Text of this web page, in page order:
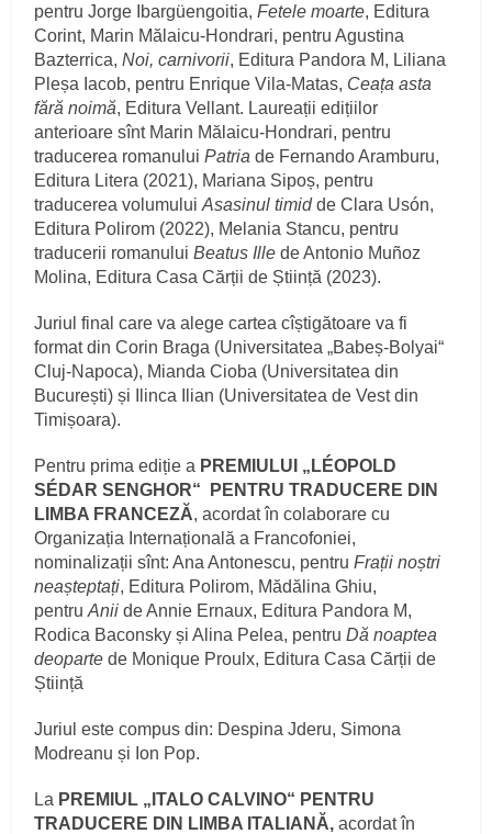
pentru Jorge Ibargüengoitia,Fetele moarte, Editura
Corint, Marin Mălaicu-Hondrari, pentru Agustina
Bazterrica,Noi, carnivorii, Editura Pandora M, Liliana
Pleșa Iacob, pentru Enrique Vila-Matas, Ceața asta
fără noimă, Editura Vellant. Laureații edițiilor
anterioare sînt Marin Mălaicu-Hondrari, pentru
traducerea romanuluiPatria de Fernando Aramburu,
Editura Litera (2021), Mariana Sipoș, pentru
traducerea volumuluiAsasinul timidde Clara Usón,
Editura Polirom (2022), Melania Stancu, pentru
traducerii romanuluiBeatus Ille de Antonio Muñoz
Molina, Editura Casa Cărții de Știință (2023).
Juriul final care va alege cartea cîștigătoare va fi
format din Corin Braga (Universitatea „Babeș-Bolyai“
Cluj-Napoca), Mianda Cioba (Universitatea din
București) și Ilinca Ilian (Universitatea de Vest din
Timișoara).
Pentru prima ediție a PREMIULUI „LÉOPOLD
SÉDAR SENGHOR“ PENTRU TRADUCERE DIN
LIMBA FRANCEZĂ, acordat în colaborare cu
Organizația Internațională a Francofoniei,
nominalizații sînt: Ana Antonescu, pentruFrații noștri
neașteptați, Editura Polirom, Mădălina Ghiu,
pentruAniide Annie Ernaux, Editura Pandora M,
Rodica Baconsky și Alina Pelea, pentruDă noaptea
deoparte de Monique Proulx, Editura Casa Cărții de
Știință
Juriul este compus din: Despina Jderu, Simona
Modreanu și Ion Pop.
La PREMIUL „ITALO CALVINO“ PENTRU
TRADUCERE DIN LIMBA ITALIANĂ, acordat în